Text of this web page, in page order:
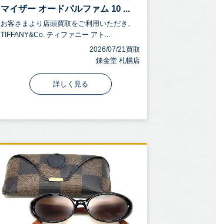
マイザー オードパルファム 10 ...
お客さまより店頭買取をご利用いただき、
TIFFANY&Co. ティファニー アト...
2026/07/21買取
錬金堂 札幌店
詳しく見る